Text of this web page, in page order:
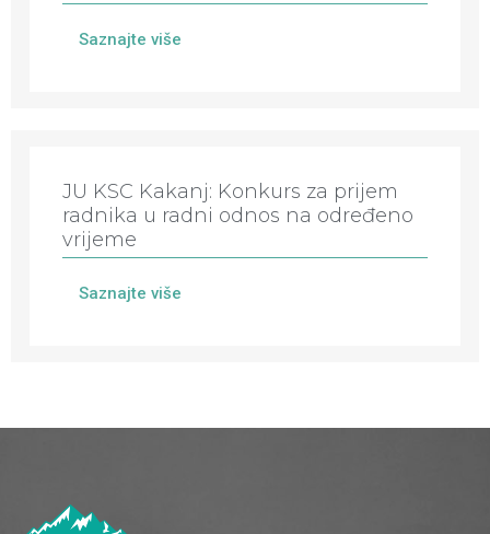
Saznajte više
JU KSC Kakanj: Konkurs za prijem
radnika u radni odnos na određeno
vrijeme
Saznajte više